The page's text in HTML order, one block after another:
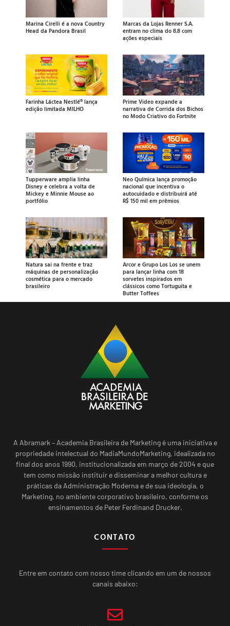
Marina Cirelli é a nova Country
Head da Pandora Brasil
Marcas da Lojas Renner S.A.
entram no clima do 8.8 com
ações especiais
Farinha Láctea Nestlé® lança
edição limitada MILHO
Prime Video expande a
narrativa de Corrida dos Bichos
no Modo Criativo do Fortnite
Tupperware amplia linha
Disney e celebra a volta de
Mickey e Minnie Mouse ao
portfólio
Neo Química lança promoção
nacional que incentiva o
autocuidado e distribuirá até
R$ 150 mil em prêmios
Natura sai na frente e traz
máquinas de personalização
cosmética para o mercado
brasileiro
Arcor e Grupo Los Los se unem
para lançar linha com 18
sorvetes inspirados em
clássicos como Tortuguita e
Butter Toffees
A Abramark – Academia Brasileira de Marketing é uma iniciativa e
propriedade intelectual do MadiaMundoMarketing, idealizada no
final dos anos 1990, institucionalizada em março de 2004 e que
tem como missão instituir e disseminar a melhor cultura e
práticas da Administração Moderna e de sua ideologia, o
Marketing, no ambiente corporativo brasileiro, conforme os
ensinamentos de Peter Ferdinand Drucker.
CONTATO
Entre em contato com nosso time clicando em um de nossos
canais abaixo: